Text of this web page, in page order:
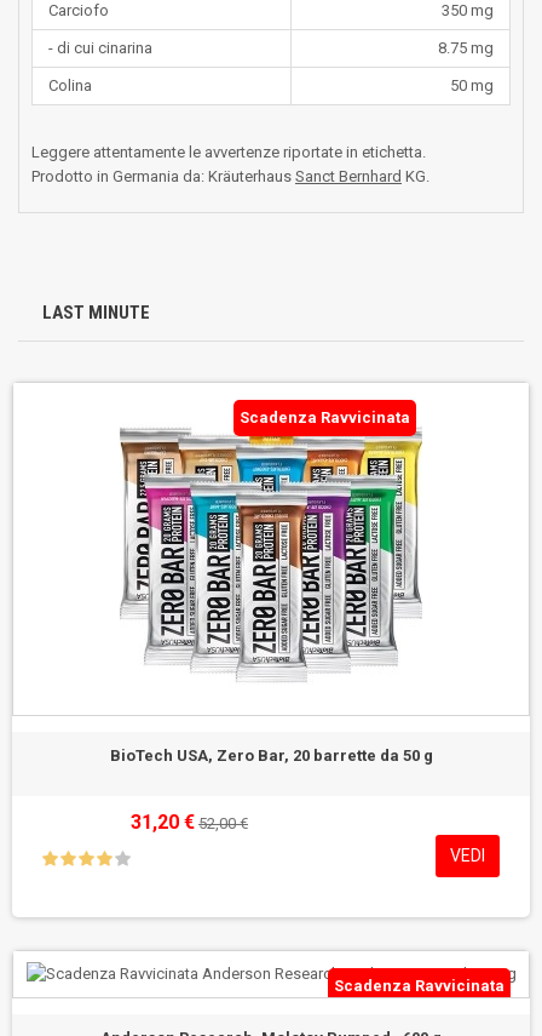
Carciofo 350 mg
- di cui cinarina 8.75 mg
Colina 50 mg
Leggere attentamente le avvertenze riportate in etichetta.
Prodotto in Germania da: Kräuterhaus Sanct Bernhard KG.
LAST MINUTE
Scadenza Ravvicinata
BioTech USA, Zero Bar, 20 barrette da 50 g
31,20 € 52,00 €
VEDI
Scadenza Ravvicinata